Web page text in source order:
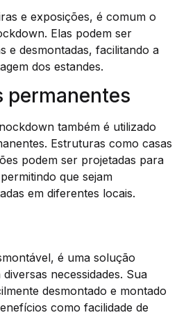
e exposições, é comum o
Elas podem ser
e desmontadas, facilitando a
dos estandes.
permanentes
também é utilizado
Estruturas como casas
podem ser projetadas para
que sejam
em diferentes locais.
é uma solução
necessidades. Sua
desmontado e montado
como facilidade de